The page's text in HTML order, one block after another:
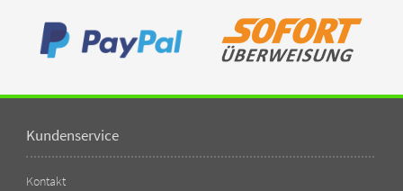
Kundenservice
Kontakt